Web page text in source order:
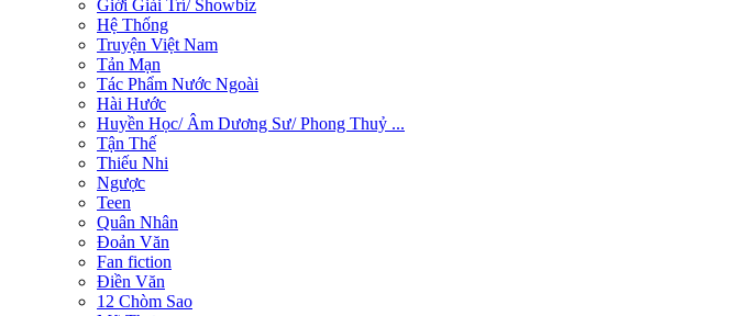
Giới Giải Trí/ Showbiz
Hệ Thống
Truyện Việt Nam
Tản Mạn
Tác Phẩm Nước Ngoài
Hài Hước
Huyền Học/ Âm Dương Sư/ Phong Thuỷ ...
Tận Thế
Thiếu Nhi
Ngược
Teen
Quân Nhân
Đoản Văn
Fan fiction
Điền Văn
12 Chòm Sao